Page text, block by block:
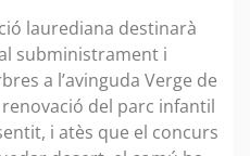
laurediana destinarà
subministrament i
a l’avinguda Verge de
del parc infantil
i atès que el concurs